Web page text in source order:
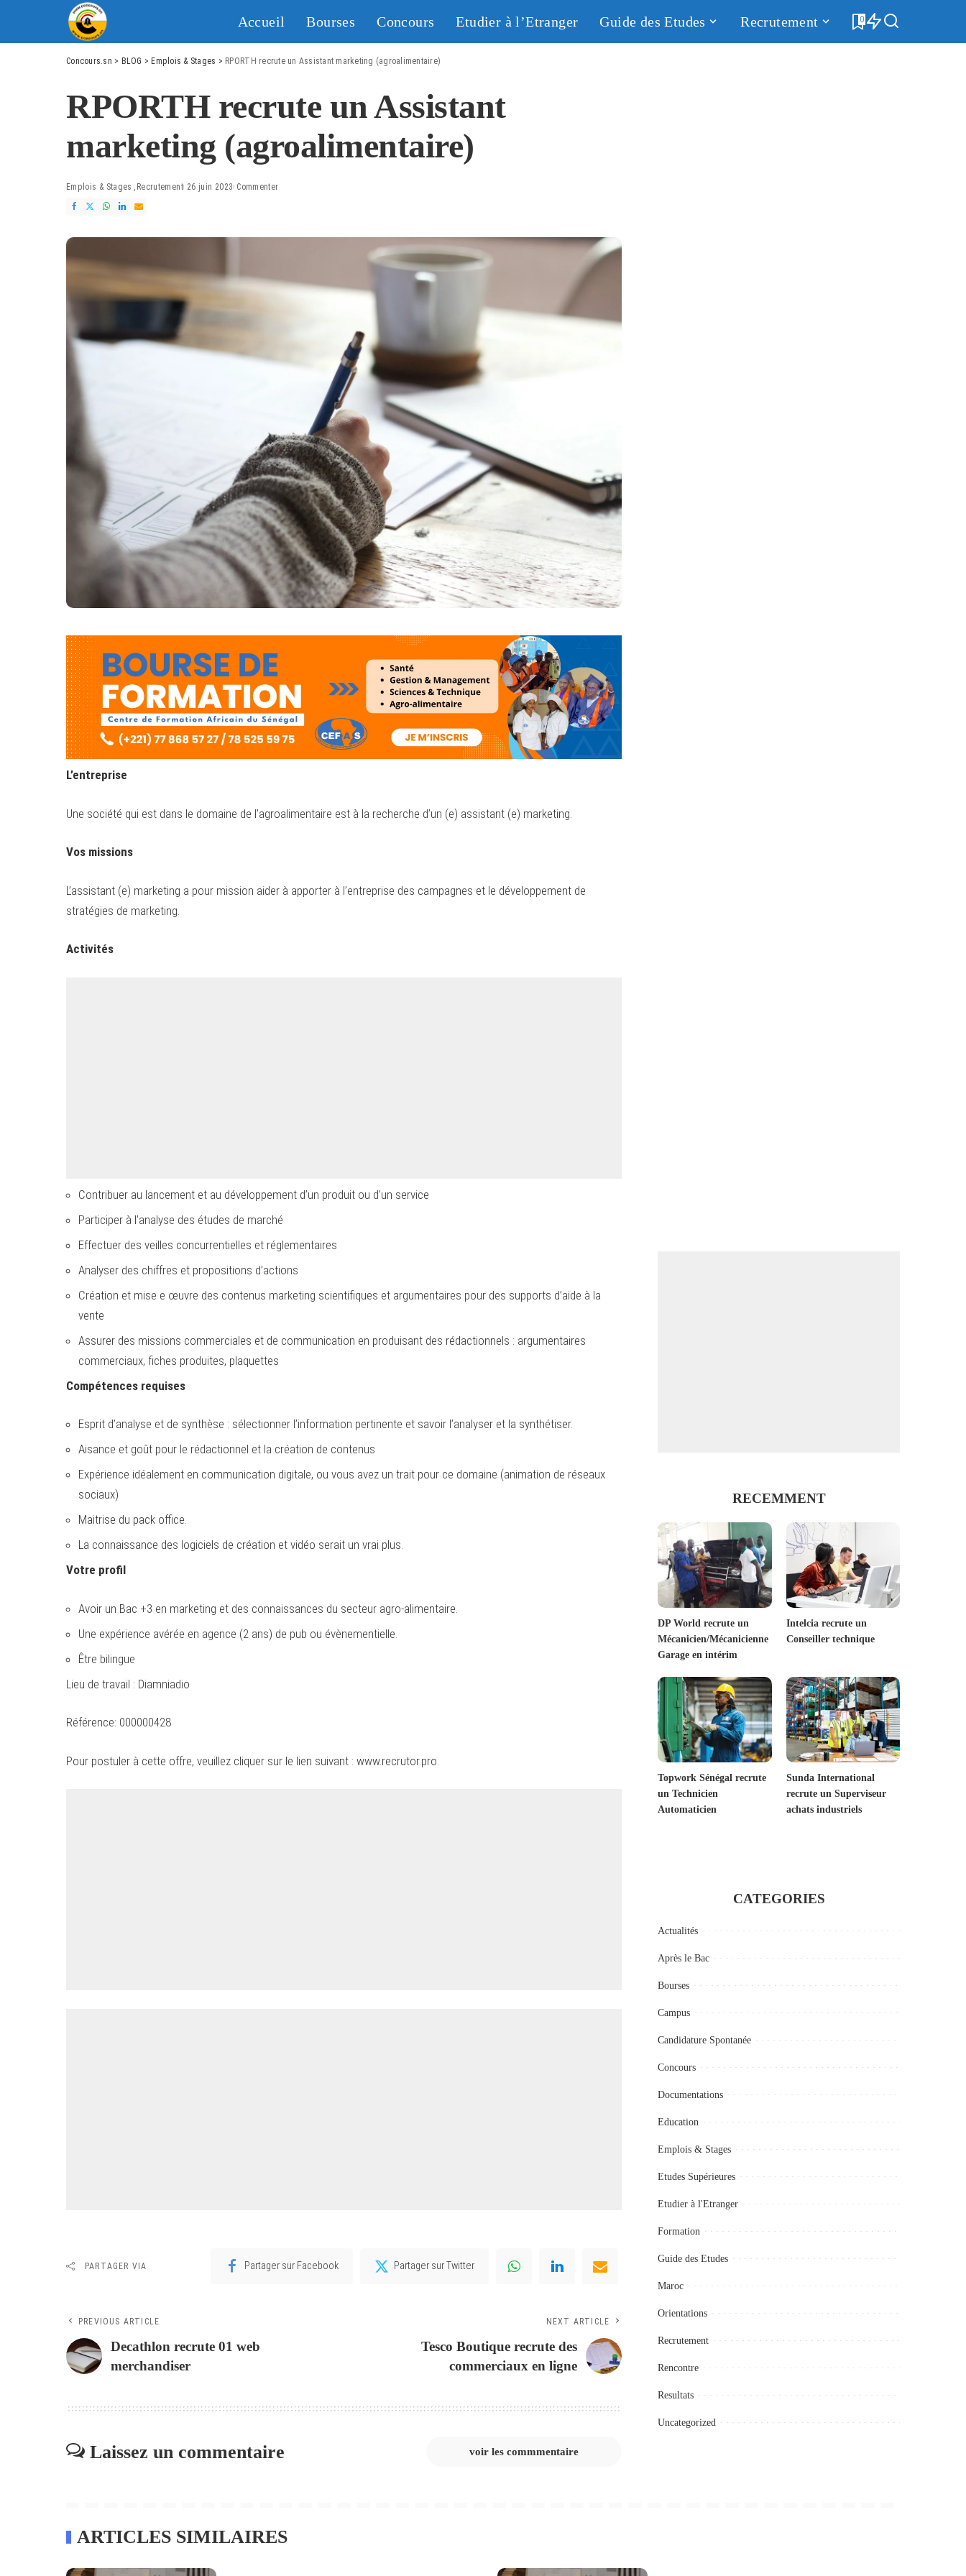
Accueil Bourses Concours Etudier à l’Etranger Guide des Etudes Recrutement 0
Concours.sn > BLOG > Emplois & Stages > RPORTH recrute un Assistant marketing (agroalimentaire)
RPORTH recrute un Assistant
marketing (agroalimentaire)
Emplois & Stages Recrutement 26 juin 2023 Commenter
L’entreprise
Une société qui est dans le domaine de l’agroalimentaire est à la recherche d’un (e) assistant (e) marketing.
Vos missions
L’assistant (e) marketing a pour mission aider à apporter à l’entreprise des campagnes et le développement de
stratégies de marketing.
Activités
Contribuer au lancement et au développement d’un produit ou d’un service
Participer à l’analyse des études de marché
Effectuer des veilles concurrentielles et réglementaires
Analyser des chiffres et propositions d’actions
Création et mise e œuvre des contenus marketing scientifiques et argumentaires pour des supports d’aide à la
vente
Assurer des missions commerciales et de communication en produisant des rédactionnels : argumentaires
commerciaux, fiches produites, plaquettes
Compétences requises
Esprit d’analyse et de synthèse : sélectionner l’information pertinente et savoir l’analyser et la synthétiser.
Aisance et goût pour le rédactionnel et la création de contenus
Expérience idéalement en communication digitale, ou vous avez un trait pour ce domaine (animation de réseaux
sociaux)
Maitrise du pack office.
La connaissance des logiciels de création et vidéo serait un vrai plus.
Votre profil
Avoir un Bac +3 en marketing et des connaissances du secteur agro-alimentaire.
Une expérience avérée en agence (2 ans) de pub ou évènementielle.
Être bilingue
Lieu de travail : Diamniadio
Référence: 000000428
Pour postuler à cette offre, veuillez cliquer sur le lien suivant : www.recrutor.pro
PARTAGER VIA Partager sur Facebook Partager sur Twitter
PREVIOUS ARTICLE
Decathlon recrute 01 web
merchandiser
NEXT ARTICLE
Tesco Boutique recrute des
commerciaux en ligne
Laissez un commentaire voir les commmentaire
RECEMMENT
DP World recrute un
Mécanicien/Mécanicienne
Garage en intérim
Intelcia recrute un
Conseiller technique
Topwork Sénégal recrute
un Technicien
Automaticien
Sunda International
recrute un Superviseur
achats industriels
CATEGORIES
Actualités
Après le Bac
Bourses
Campus
Candidature Spontanée
Concours
Documentations
Education
Emplois & Stages
Etudes Supérieures
Etudier à l'Etranger
Formation
Guide des Etudes
Maroc
Orientations
Recrutement
Rencontre
Resultats
Uncategorized
ARTICLES SIMILAIRES